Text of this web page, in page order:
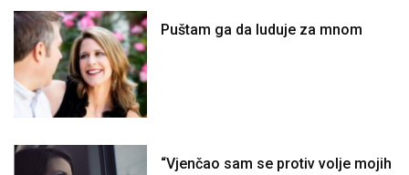
Puštam ga da luduje za mnom
“Vjenčao sam se protiv volje mojih